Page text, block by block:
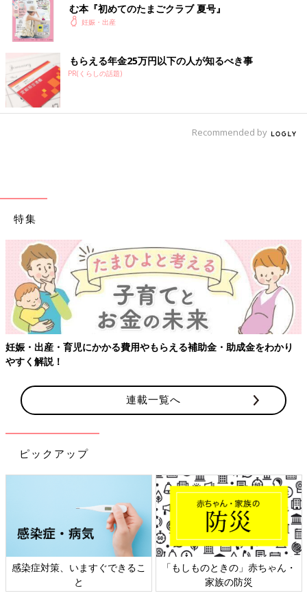
む本『初めてのたまごクラブ 夏号』
妊娠・出産
もらえる年金25万円以下の人が知るべき事
PR(くらしの話題)
Recommended by
特集
妊娠・出産・育児にかかる費用やもらえる補助金・助成金をわかり
やすく解説！
連載一覧へ
ピックアップ
感染症対策、いますぐできるこ
と
「もしものときの」赤ちゃん・
家族の防災